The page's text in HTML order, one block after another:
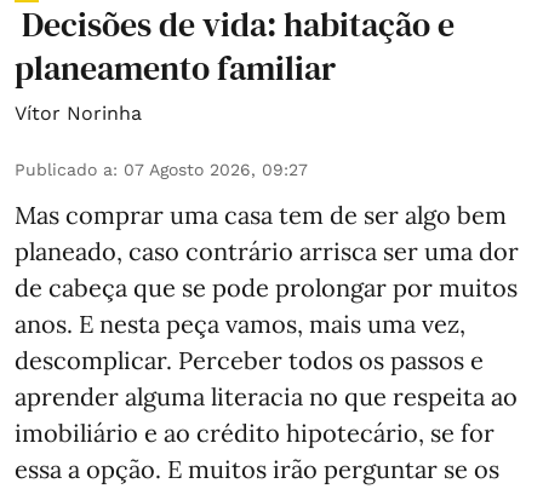
Decisões de vida: habitação e
planeamento familiar
Vítor Norinha
Publicado a: 07 Agosto 2026, 09:27
Mas comprar uma casa tem de ser algo bem
planeado, caso contrário arrisca ser uma dor
de cabeça que se pode prolongar por muitos
anos. E nesta peça vamos, mais uma vez,
descomplicar. Perceber todos os passos e
aprender alguma literacia no que respeita ao
imobiliário e ao crédito hipotecário, se for
essa a opção. E muitos irão perguntar se os